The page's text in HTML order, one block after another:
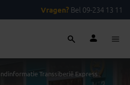
Vragen? Bel 09-234 13 11
Transsiberië Express